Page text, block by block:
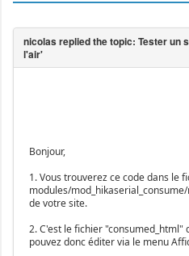
Bonjour,
1. Vous trouverez ce code dans le
modules/
de votre site.
2. C'est le fichier "consumed_html"
pouvez donc éditer via le menu